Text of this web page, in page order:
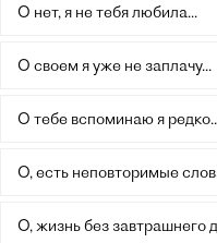
О нет, я не тебя любила...
О своем я уже не заплачу...
О тебе вспоминаю я
О, есть неповторимые
О, жизнь без завтрашнего